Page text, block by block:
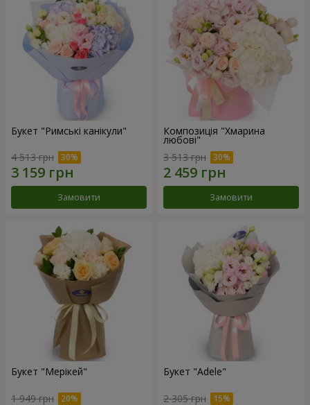
Букет "Римські канікули"
4 513 грн
Замовити
Композиція "Хмарина
любові"
3 513 грн
Замовити
Букет "Мерікей"
1 949 грн
Букет "Adele"
2 305 грн